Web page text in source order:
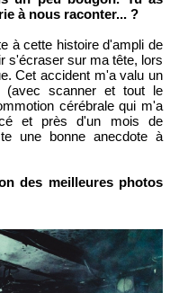
à nous raconter... ?
à cette histoire d'ampli de
s'écraser sur ma tête, lors
Cet accident m'a valu un
(avec scanner et tout le
cérébrale qui m'a
et près d'un mois de
une bonne anecdote à
des meilleures photos